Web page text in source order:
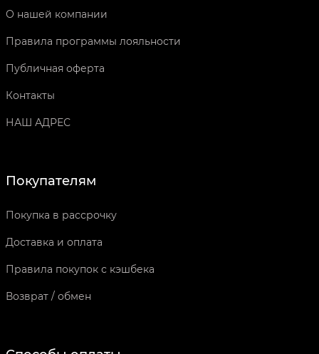
О нашей компании
Правила программы лояльности
Публичная оферта
Контакты
НАШ АДРЕС
Покупателям
Покупка в рассрочку
Доставка и оплата
Правила покупок с кэшбека
Возврат / обмен